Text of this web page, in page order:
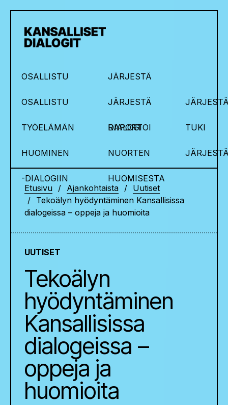
OSALLISTU
OSALLISTU
TYÖELÄMÄN
HUOMINEN
-DIALOGIIN
JÄRJESTÄ
JÄRJESTÄ
DIALOGI
NUORTEN
HUOMISESTA
RAPORTOI TUKI
Etusivu Ajankohtaista
Uutiset
Tekoälyn hyödyntäminen Kansallisissa
dialogeissa – oppeja ja huomioita
UUTISET
Tekoälyn
hyödyntäminen
Kansallisissa
dialogeissa –
oppeja ja
huomioita